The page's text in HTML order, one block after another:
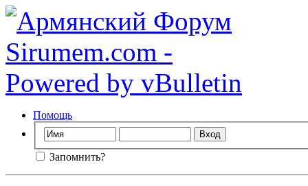
Помощь
Запомнить?